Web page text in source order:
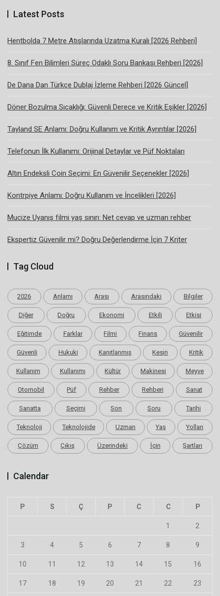
Latest Posts
Hentbolda 7 Metre Atışlarında Uzatma Kuralı [2026 Rehberi]
8. Sınıf Fen Bilimleri Süreç Odaklı Soru Bankası Rehberi [2026]
De Dana Dan Türkçe Dublaj İzleme Rehberi [2026 Güncel]
Döner Bozulma Sıcaklığı: Güvenli Derece ve Kritik Eşikler [2026]
Tayland SE Anlamı: Doğru Kullanım ve Kritik Ayrıntılar [2026]
Telefonun İlk Kullanımı: Orijinal Detaylar ve Püf Noktaları
Altın Endeksli Coin Seçimi: En Güvenilir Seçenekler [2026]
Kontrpiye Anlamı: Doğru Kullanım ve İncelikleri [2026]
Mucize Uyanış filmi yaş sınırı: Net cevap ve uzman rehber
Ekspertiz Güvenilir mi? Doğru Değerlendirme İçin 7 Kriter
Tag Cloud
2026 Anlamı Arası Arasındaki Bilgiler
Diğer Doğru Ekonomi Etkili Etkisi
Eğitimde Farklar Filmi Finans Güvenilir
Güvenli Hukuki Kanıtlanmış Kesin Kritik
Kullanım Kullanımı Kültür Makinesi Meyve
Otomobil Püf Rehber Rehberi Sanat
Sanatta Seçimi Son Soru Tarihi
Teknoloji Teknolojide Uzman Yaş Yolları
Çözüm Çıkış Üzerindeki İçin Şartları
Calendar
P S Ç P C C P
1 2
3 4 5 6 7 8 9
10 11 12 13 14 15 16
17 18 19 20 21 22 23